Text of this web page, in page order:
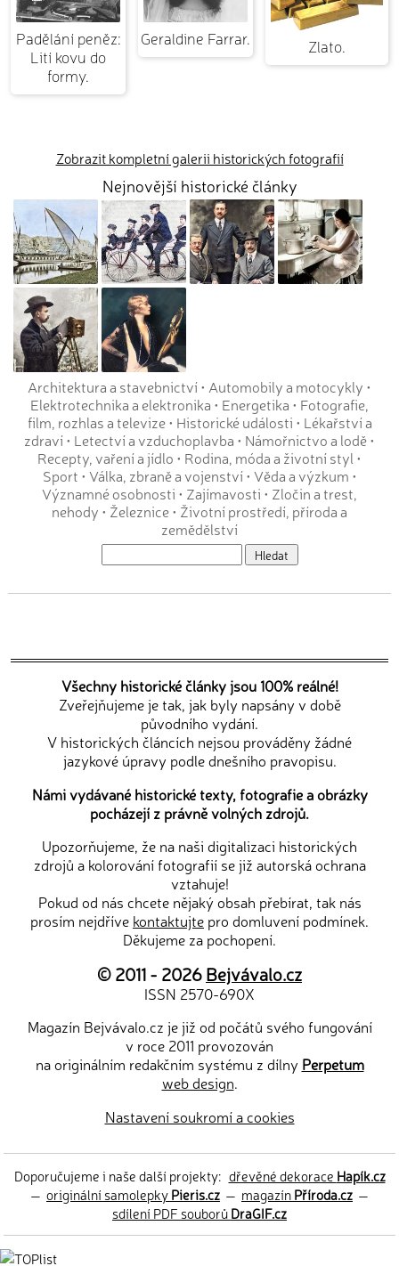
Padělání peněz:
Lití kovu do
formy.
Geraldine Farrar. Zlato.
Zobrazit kompletní galerii historických fotografií
Nejnovější historické články
Architektura a stavebnictví• Automobily a motocykly •
Elektrotechnika a elektronika • Energetika • Fotografie,
film, rozhlas a televize• Historické události • Lékařství a
zdraví• Letectví a vzduchoplavba • Námořnictvo a lodě•
Recepty, vaření a jídlo • Rodina, móda a životní styl •
Sport • Válka, zbraně a vojenství• Věda a výzkum •
Významné osobnosti • Zajímavosti • Zločin a trest,
nehody • Železnice• Životní prostředí, příroda a
zemědělství
Všechny historické články jsou 100% reálné!
Zveřejňujeme je tak, jak byly napsány v době
původního vydání.
V historických článcích nejsou prováděny žádné
jazykové úpravy podle dnešního pravopisu.
Námi vydávané historické texty, fotografie a obrázky
pocházejí z právně volných zdrojů.
Upozorňujeme, že na naši digitalizaci historických
zdrojů a kolorování fotografií se již autorská ochrana
vztahuje!
Pokud od nás chcete nějaký obsah přebírat, tak nás
prosím nejdříve kontaktujte pro domluvení podmínek.
Děkujeme za pochopení.
© 2011 - 2026Bejvávalo.cz
ISSN 2570-690X
Magazín Bejvávalo.cz je již od počátů svého fungování
v roce 2011 provozován
na originálním redakčním systému z dílny Perpetum
web design.
Nastavení soukromí a cookies
Doporučujeme i naše další projekty: dřevěné dekorace Hapík.cz
— originální samolepkyPieris.cz — magazínPříroda.cz —
sdílení PDF souborůDraGIF.cz